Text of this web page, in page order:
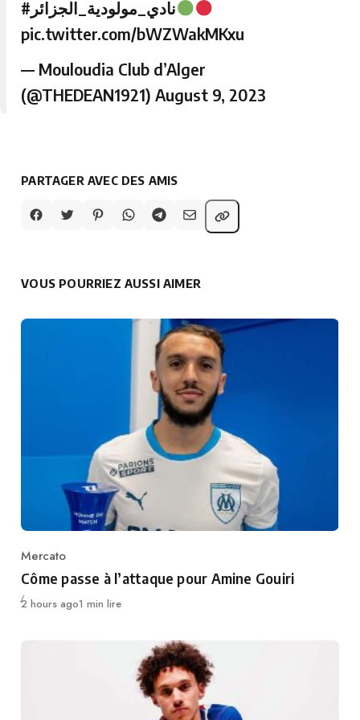
#نادي_مولودية_الجزائر
pic.twitter.com/bWZWakMKxu
— Mouloudia Club d’Alger
(@THEDEAN1921) August 9, 2023
PARTAGER AVEC DES AMIS
VOUS POURRIEZ AUSSI AIMER
Category
Mercato
Côme passe à l’attaque pour Amine Gouiri
Publié
2 hours ago1 min lire